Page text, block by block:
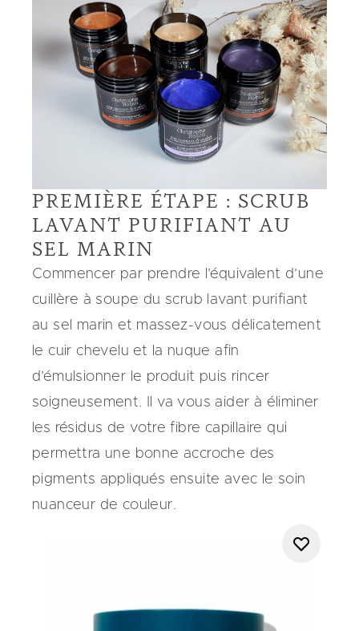
PREMIÈRE ÉTAPE : SCRUB
LAVANT PURIFIANT AU
SEL MARIN
Commencer par prendre l’équivalent d’une
cuillère à soupe du scrub lavant purifiant
au sel marin et massez-vous délicatement
le cuir chevelu et la nuque afin
d’émulsionner le produit puis rincer
soigneusement. Il va vous aider à éliminer
les résidus de votre fibre capillaire qui
permettra une bonne accroche des
pigments appliqués ensuite avec le soin
nuanceur de couleur.